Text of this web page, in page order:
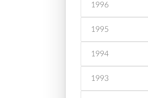
1996
1995
1994
1993